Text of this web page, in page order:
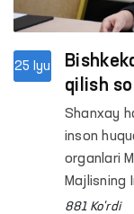
25 Iyu
qilish
Shanxay
inson
organlari
Majlisning
881 Ko'rdi